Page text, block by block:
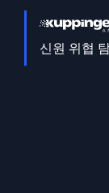
신원 위협